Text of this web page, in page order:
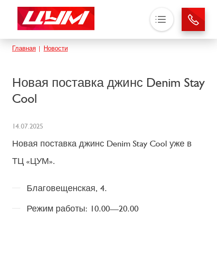
Аренда
Строка навигации
Главная Новости
Новая поставка джинс Denim Stay
Cool
14.07.2025
Новая поставка джинс Denim Stay Cool уже в
ТЦ «ЦУМ».
Благовещенская, 4.
Режим работы: 10.00—20.00